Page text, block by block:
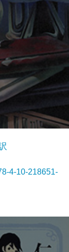
4-10-218651-